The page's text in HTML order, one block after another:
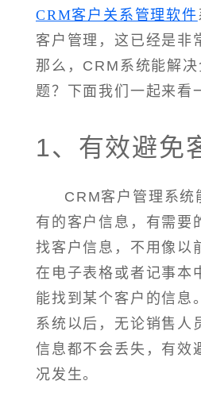
CRM客户关系管理软件
客户管理，这已经是非
那么，CRM系统能解决
题？下面我们一起来看
1、有效避免
CRM客户管理系统
有的客户信息，有需要
找客户信息，不用像以
在电子表格或者记事本
能找到某个客户的信息
系统以后，无论销售人
信息都不会丢失，有效
况发生。